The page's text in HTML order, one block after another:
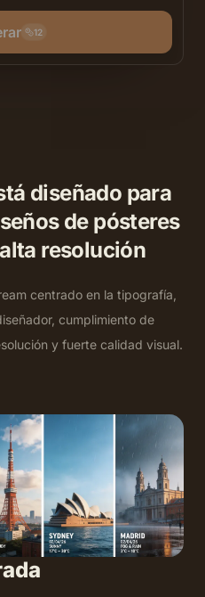
12
diseñado para
de pósteres
resolución
centrado en la tipografía,
cumplimiento de
y fuerte calidad visual.